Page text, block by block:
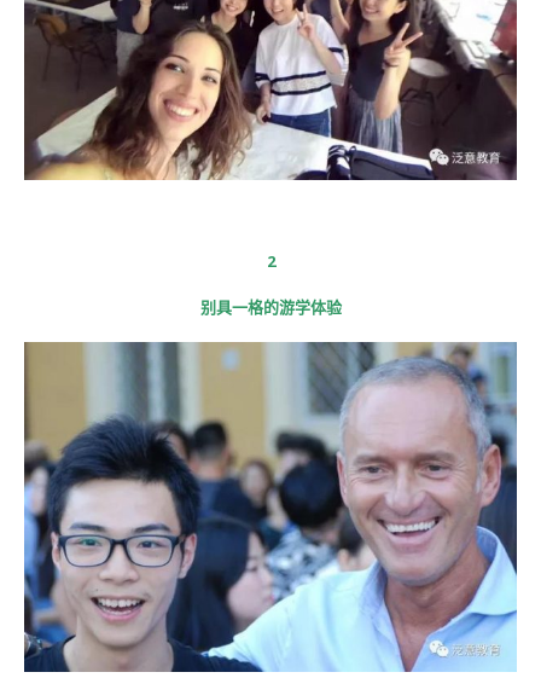
2
别具一格的游学体验